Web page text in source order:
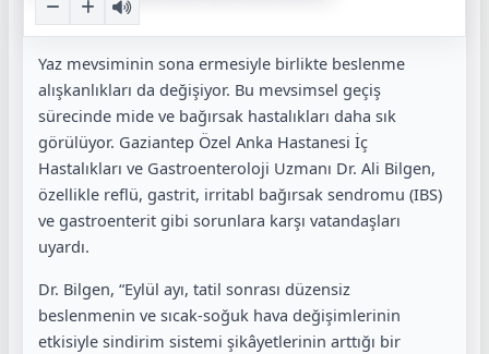
Yaz mevsiminin sona ermesiyle birlikte beslenme
alışkanlıkları da değişiyor. Bu mevsimsel geçiş
sürecinde mide ve bağırsak hastalıkları daha sık
görülüyor. Gaziantep Özel Anka Hastanesi İç
Hastalıkları ve Gastroenteroloji Uzmanı Dr. Ali Bilgen,
özellikle reflü, gastrit, irritabl bağırsak sendromu (IBS)
ve gastroenterit gibi sorunlara karşı vatandaşları
uyardı.
Dr. Bilgen, “Eylül ayı, tatil sonrası düzensiz
beslenmenin ve sıcak-soğuk hava değişimlerinin
etkisiyle sindirim sistemi şikâyetlerinin arttığı bir